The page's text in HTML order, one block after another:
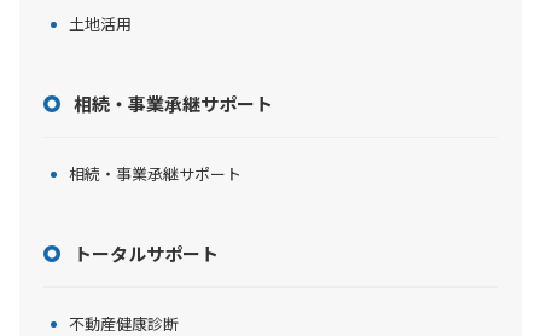
土地活用
相続・事業承継サポート
相続・事業承継サポート
トータルサポート
不動産健康診断